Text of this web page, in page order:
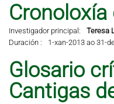
Investigador principal:
Teresa
Duración :
1-xan-2013 ao 31-
Glosario
Cantigas